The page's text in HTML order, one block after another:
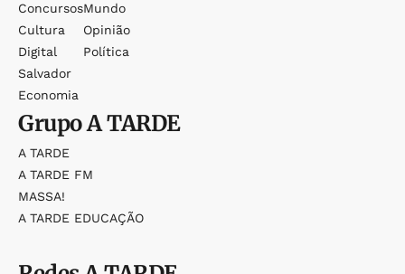
Concursos
Cultura
Digital
Salvador
Economia
Mundo
Opinião
Política
GrupoA TARDE
A TARDE
A TARDE FM
MASSA!
A TARDE EDUCAÇÃO